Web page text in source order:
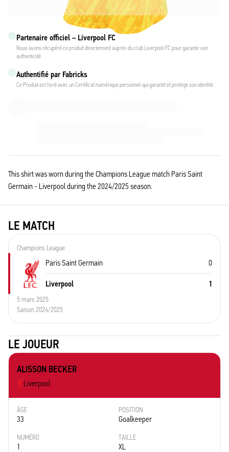
Partenaire officiel – Liverpool FC
Nous avons récupéré ce produit directement auprès du club Liverpool FC pour garantir son
authenticité.
Authentifié par Fabricks
Ce Produit est livré avec un Certificat numérique personnel qui garantit et protège son identité.
This shirt was worn during the Champions League match Paris Saint
Germain - Liverpool during the 2024/2025 season.
LE MATCH
Champions League
Paris Saint Germain 0
Liverpool 1
5 mars 2025
Saison 2024/2025
LE JOUEUR
ALISSON BECKER
Liverpool
ÂGE
33
POSITION
Goalkeeper
NUMÉRO
1
TAILLE
XL